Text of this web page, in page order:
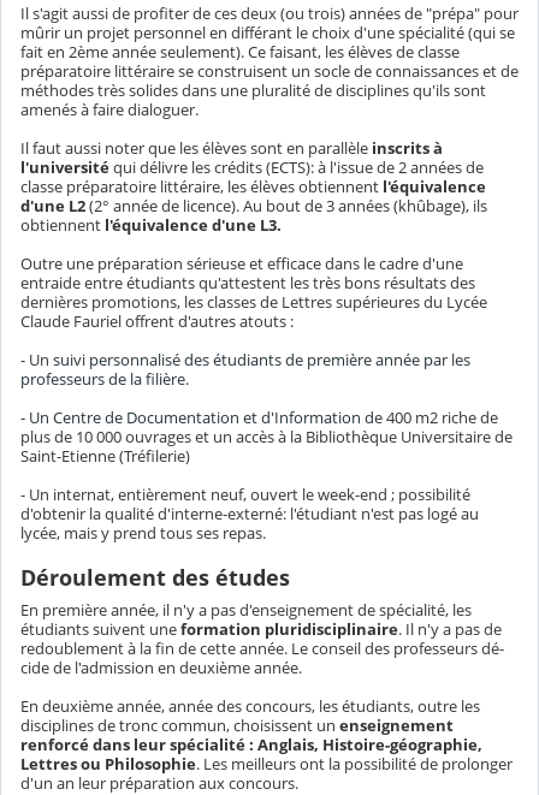
Il s'agit aussi de profiter de ces deux (ou trois) années de "prépa" pour
mûrir un projet personnel en différant le choix d'une spécialité (qui se
fait en 2ème année seulement). Ce faisant, les élèves de classe
préparatoire littéraire se construisent un socle de connaissances et de
méthodes très solides dans une pluralité de disciplines qu'ils sont
amenés à faire dialoguer.
Il faut aussi noter que les élèves sont en parallèle inscrits à
l'universitéqui délivre les crédits (ECTS): à l'issue de 2 années de
classe préparatoire littéraire, les élèves obtiennent l'équivalence
d'une L2(2° année de licence). Au bout de 3 années (khûbage), ils
obtiennent l'équivalence d'une L3.
Outre une préparation sérieuse et efficace dans le cadre d'une
entraide entre étudiants qu'attestent les très bons résultats des
dernières promotions, les classes de Lettres supérieures du Lycée
Claude Fauriel offrent d'autres atouts :
- Un suivi personnalisé des étudiants de première année par les
professeurs de la filière.
- Un Centre de Documentation et d'Information de 400 m2 riche de
plus de 10 000 ouvrages et un accès à la Bibliothèque Universitaire de
Saint-Etienne (Tréfilerie)
- Un internat, entièrement neuf, ouvert le week-end ; possibilité
d'obtenir la qualité d'interne-externé: l'étudiant n'est pas logé au
lycée, mais y prend tous ses repas.
Déroulement des études
En première année, il n'y a pas d'enseignement de spécialité, les
étudiants suivent uneformation pluridisciplinaire. Il n'y a pas de
re­doublement à la fin de cette année. Le conseil des professeurs dé­
cide de l'admission en deuxième année.
En deuxième année, année des concours, les étudiants, outre les
disciplines de tronc commun, choisissent un enseigne­ment
renforcé dans leur spécialité : Anglais, Histoire-géographie,
Lettres ou Philosophie. Les meilleurs ont la possibili­té de prolonger
d'un an leur préparation aux concours.